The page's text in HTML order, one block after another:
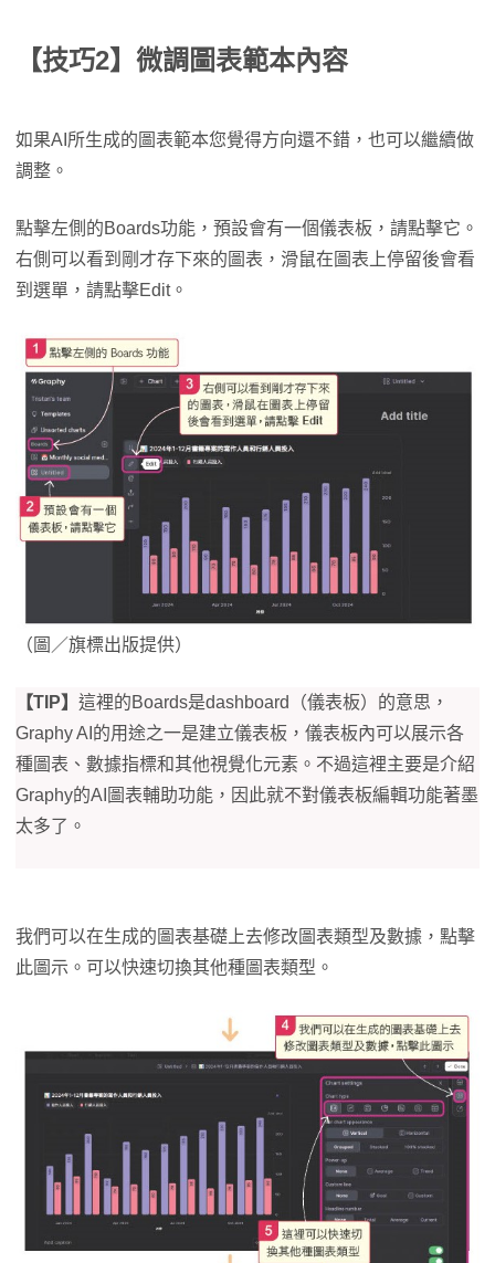
【技巧2】微調圖表範本內容
如果AI所生成的圖表範本您覺得方向還不錯，也可以繼續做
調整。
點擊左側的Boards功能，預設會有一個儀表板，請點擊它。
右側可以看到剛才存下來的圖表，滑鼠在圖表上停留後會看
到選單，請點擊Edit。
（圖／旗標出版提供）
【TIP】 這裡的Boards是dashboard（儀表板）的意思，
Graphy AI的用途之一是建立儀表板，儀表板內可以展示各
種圖表、數據指標和其他視覺化元素。不過這裡主要是介紹
Graphy的AI圖表輔助功能，因此就不對儀表板編輯功能著墨
太多了。
我們可以在生成的圖表基礎上去修改圖表類型及數據，點擊
此圖示。可以快速切換其他種圖表類型。